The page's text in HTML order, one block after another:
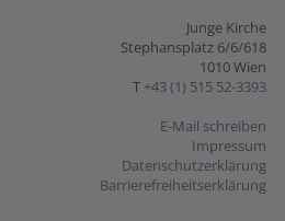
Junge Kirche
Stephansplatz 6/6/618
1010 Wien
T +43 (1) 515 52-3393
E-Mail schreiben
Impressum
Datenschutzerklärung
Barrierefreiheitserklärung